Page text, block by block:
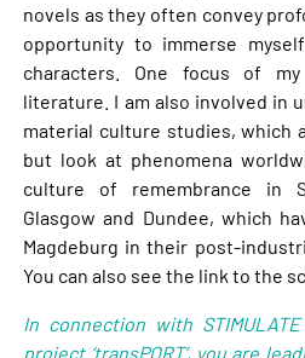
novels as they often convey
opportunity to immerse
characters. One focus of
literature. I am also involved in
material culture studies, which
but look at phenomena
culture of remembrance in
Glasgow and Dundee, which
Magdeburg in their post-
You can also see the link to the
In connection with
project ‘transPORT’, you are